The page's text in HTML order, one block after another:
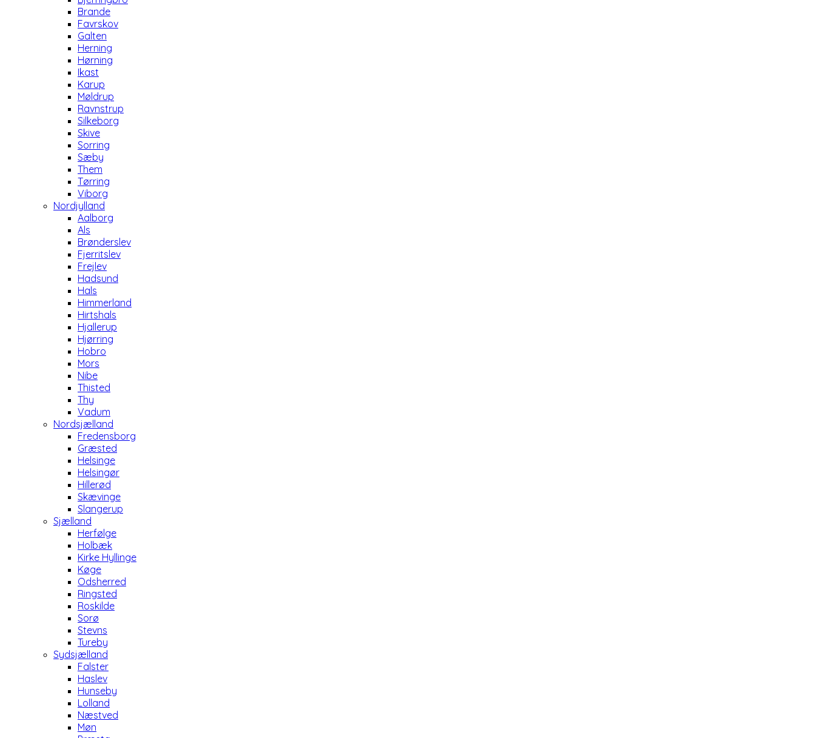
Brande
Favrskov
Galten
Herning
Hørning
Ikast
Karup
Møldrup
Ravnstrup
Silkeborg
Skive
Sorring
Sæby
Them
Tørring
Viborg
Nordjylland
Aalborg
Als
Brønderslev
Fjerritslev
Frejlev
Hadsund
Hals
Himmerland
Hirtshals
Hjallerup
Hjørring
Hobro
Mors
Nibe
Thisted
Thy
Vadum
Nordsjælland
Fredensborg
Græsted
Helsinge
Helsingør
Hillerød
Skævinge
Slangerup
Sjælland
Herfølge
Holbæk
Kirke Hyllinge
Køge
Odsherred
Ringsted
Roskilde
Sorø
Stevns
Tureby
Sydsjælland
Falster
Haslev
Hunseby
Lolland
Næstved
Møn